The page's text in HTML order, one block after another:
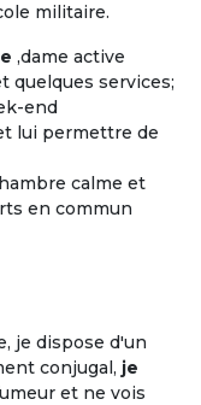
militaire.
,dame active
quelques services;
end
lui permettre de
calme et
en commun
je dispose d'un
conjugal, je
et ne vois
dans